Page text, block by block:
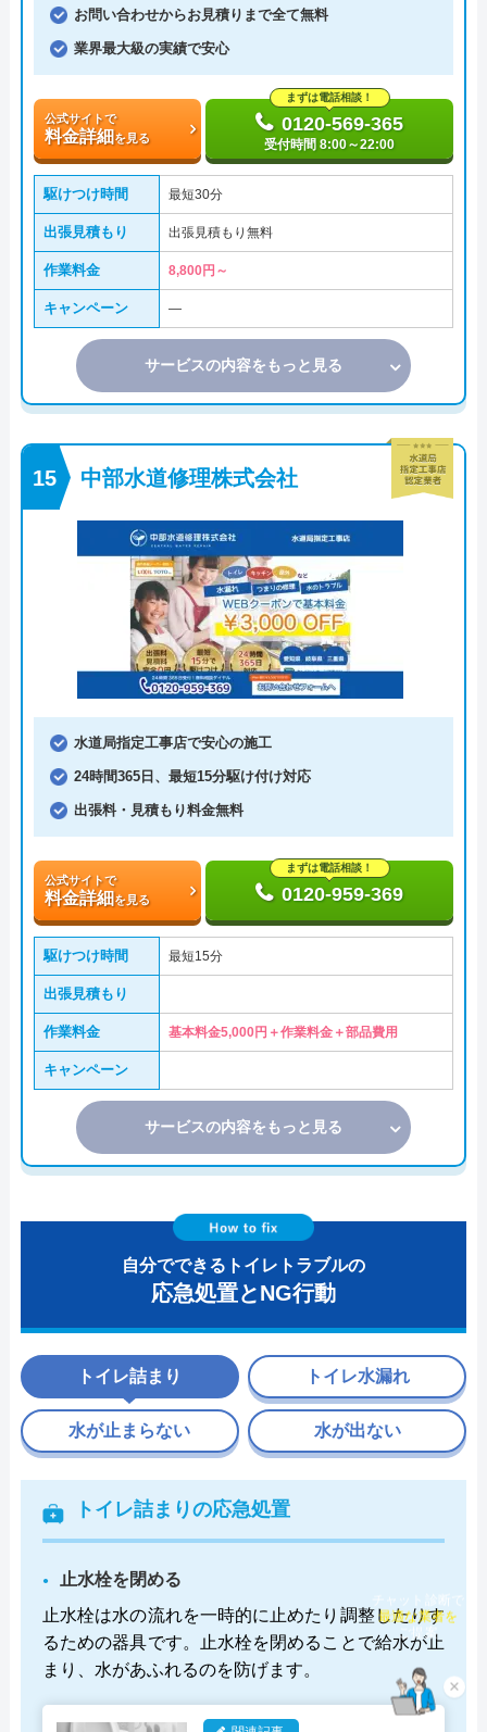
お問い合わせからお見積りまで全て無料
業界最大級の実績で安心
公式サイトで
料金詳細を見る
まずは電話相談！
0120-569-365
受付時間 8:00～22:00
駆けつけ時間 最短30分
出張見積もり 出張見積もり無料
作業料金 8,800円～
キャンペーン ―
サービスの内容をもっと見る
中部水道修理株式会社
水道局指定工事店で安心の施工
24時間365日、最短15分駆け付け対応
出張料・見積もり料金無料
公式サイトで
料金詳細を見る
まずは電話相談！
0120-959-369
駆けつけ時間 最短15分
出張見積もり
作業料金 基本料金5,000円＋作業料金＋部品費用
キャンペーン
サービスの内容をもっと見る
自分でできるトイレトラブルの
応急処置とNG行動
トイレ詰まり
トイレ詰まりの応急処置
止水栓を閉める
止水栓は水の流れを一時的に止めたり調整したりす
るための器具です。止水栓を閉めることで給水が止
まり、水があふれるのを防げます。
トイレ水漏れ
水が止まらない 水が出ない
×
チャット診断で
最適な業者を
ご提案